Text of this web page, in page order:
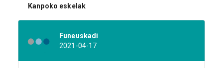
Kanpoko eskelak
Funeuskadi
2021-04-17